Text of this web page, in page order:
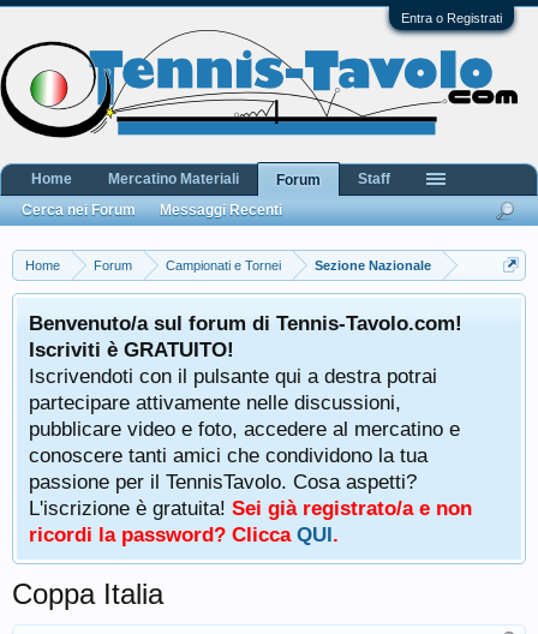
Entra o Registrati
Home Forum Campionati e Tornei Sezione Nazionale
Benvenuto/a sul forum di Tennis-Tavolo.com!
Iscriviti è GRATUITO!
Iscrivendoti con il pulsante qui a destra potrai
partecipare attivamente nelle discussioni,
pubblicare video e foto, accedere al mercatino e
conoscere tanti amici che condividono la tua
passione per il TennisTavolo. Cosa aspetti?
L'iscrizione è gratuita! Sei già registrato/a e non
ricordi la password? Clicca QUI.
Coppa Italia
Home Mercatino Materiali
Forum
Cerca nei Forum
Messaggi Recenti
Staff